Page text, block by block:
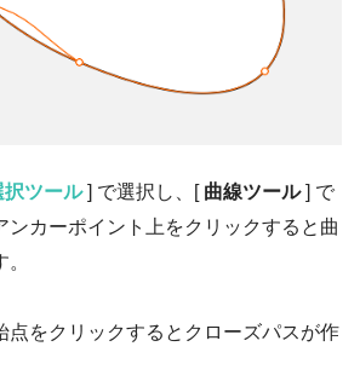
択ツール] で選択し、[ 曲線ツール] で
ンカーポイント上をクリックすると曲
点をクリックするとクローズパスが作